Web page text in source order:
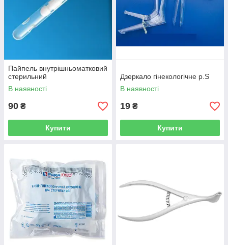
Пайпель внутрішньоматковий
стерильний
В наявності
90 ₴
Купити
Дзеркало гінекологічне р.S
В наявності
19 ₴
Купити